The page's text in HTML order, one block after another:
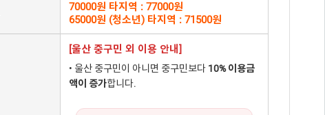
70000원 타지역 : 77000원
65000원 (청소년) 타지역 : 71500원
[울산 중구민 외 이용 안내]
• 울산 중구민이 아니면 중구민보다 10% 이용금
액이 증가합니다.